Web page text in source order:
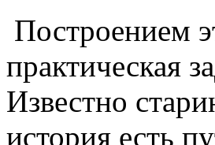
Построением
практическая
Известно
история есть